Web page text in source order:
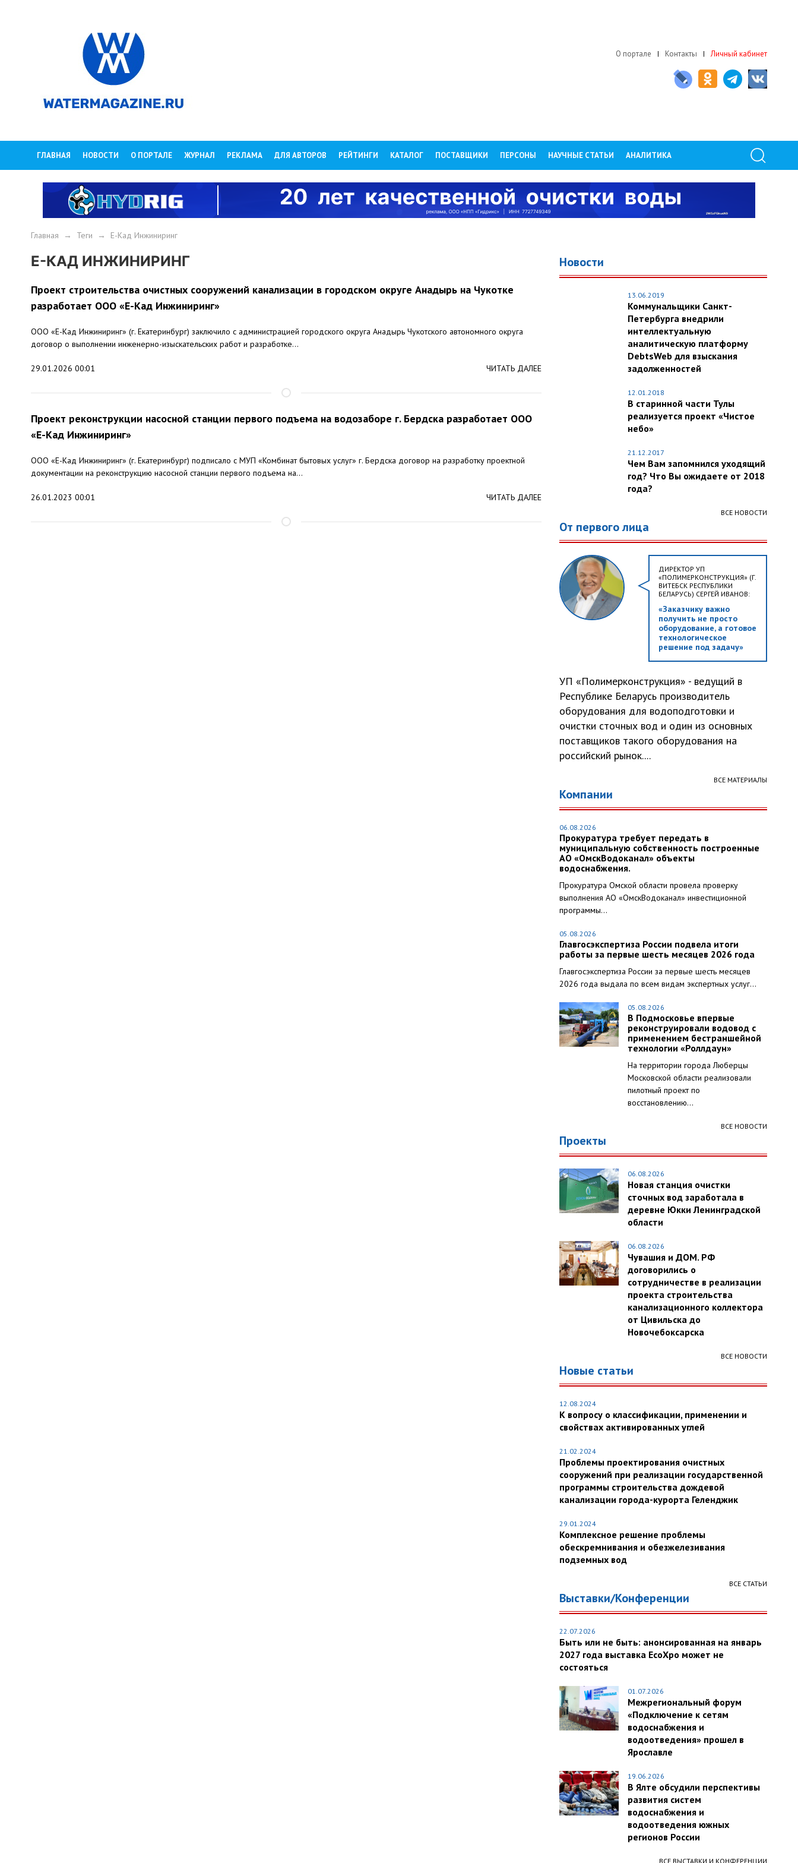
О портале Контакты Личный кабинет
ГЛАВНАЯ НОВОСТИ О ПОРТАЛЕ ЖУРНАЛ РЕКЛАМА ДЛЯ АВТОРОВ РЕЙТИНГИ КАТАЛОГ ПОСТАВЩИКИ ПЕРСОНЫ НАУЧНЫЕ СТАТЬИ АНАЛИТИКА
Главная → Теги → Е-Кад Инжиниринг
Е-КАД ИНЖИНИРИНГ
Проект строительства очистных сооружений канализации в городском округе Анадырь на Чукотке
разработает ООО «Е-Кад Инжиниринг»
ООО «Е-Кад Инжиниринг» (г. Екатеринбург) заключило с администрацией городского округа Анадырь Чукотского автономного округа
договор о выполнении инженерно-изыскательских работ и разработке...
29.01.2026 00:01 ЧИТАТЬ ДАЛЕЕ
Проект реконструкции насосной станции первого подъема на водозаборе г. Бердска разработает ООО
«Е-Кад Инжиниринг»
ООО «Е-Кад Инжиниринг» (г. Екатеринбург) подписало с МУП «Комбинат бытовых услуг» г. Бердска договор на разработку проектной
документации на реконструкцию насосной станции первого подъема на...
26.01.2023 00:01 ЧИТАТЬ ДАЛЕЕ
Новости
13.06.2019
Коммунальщики Санкт-
Петербурга внедрили
интеллектуальную
аналитическую платформу
DebtsWeb для взыскания
задолженностей
12.01.2018
В старинной части Тулы
реализуется проект «Чистое
небо»
21.12.2017
Чем Вам запомнился уходящий
год? Что Вы ожидаете от 2018
года?
ВСЕ НОВОСТИ
От первого лица
ДИРЕКТОР УП
«ПОЛИМЕРКОНСТРУКЦИЯ» (Г.
ВИТЕБСК РЕСПУБЛИКИ
БЕЛАРУСЬ) СЕРГЕЙ ИВАНОВ:
«Заказчику важно
получить не просто
оборудование, а готовое
технологическое
решение под задачу»
УП «Полимерконструкция» - ведущий в
Республике Беларусь производитель
оборудования для водоподготовки и
очистки сточных вод и один из основных
поставщиков такого оборудования на
российский рынок....
ВСЕ МАТЕРИАЛЫ
Компании
06.08.2026
Прокуратура требует передать в
муниципальную собственность построенные
АО «ОмскВодоканал» объекты
водоснабжения.
Прокуратура Омской области провела проверку
выполнения АО «ОмскВодоканал» инвестиционной
программы...
05.08.2026
Главгосэкспертиза России подвела итоги
работы за первые шесть месяцев 2026 года
Главгосэкспертиза России за первые шесть месяцев
2026 года выдала по всем видам экспертных услуг...
05.08.2026
В Подмосковье впервые
реконструировали водовод с
применением бестраншейной
технологии «Роллдаун»
На территории города Люберцы
Московской области реализовали
пилотный проект по
восстановлению...
ВСЕ НОВОСТИ
Проекты
06.08.2026
Новая станция очистки
сточных вод заработала в
деревне Юкки Ленинградской
области
06.08.2026
Чувашия и ДОМ. РФ
договорились о
сотрудничестве в реализации
проекта строительства
канализационного коллектора
от Цивильска до
Новочебоксарска
ВСЕ НОВОСТИ
Новые статьи
12.08.2024
К вопросу о классификации, применении и
свойствах активированных углей
21.02.2024
Проблемы проектирования очистных
сооружений при реализации государственной
программы строительства дождевой
канализации города-курорта Геленджик
29.01.2024
Комплексное решение проблемы
обескремнивания и обезжелезивания
подземных вод
ВСЕ СТАТЬИ
Выставки/Конференции
22.07.2026
Быть или не быть: анонсированная на январь
2027 года выставка EcoXpo может не
состояться
01.07.2026
Межрегиональный форум
«Подключение к сетям
водоснабжения и
водоотведения» прошел в
Ярославле
19.06.2026
В Ялте обсудили перспективы
развития систем
водоснабжения и
водоотведения южных
регионов России
ВСЕ ВЫСТАВКИ И КОНФЕРЕНЦИИ